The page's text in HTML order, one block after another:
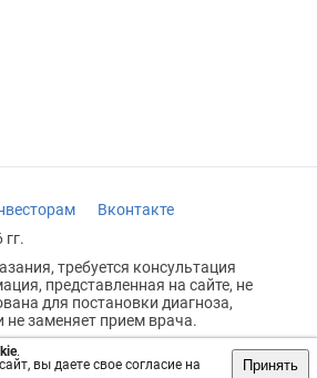
.
вы даете свое согласие на
Принять
Вконтакте
требуется консультация
представленная на сайте, не
для постановки диагноза,
не заменяет прием врача.
18+